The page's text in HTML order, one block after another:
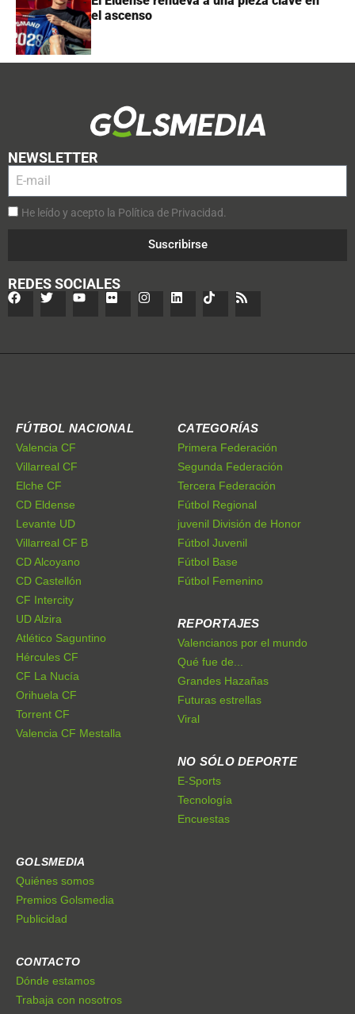
el ascenso
NEWSLETTER
He leído y acepto la Política de Privacidad.
Suscribirse
REDES SOCIALES
FÚTBOL NACIONAL
Valencia CF
Villarreal CF
Elche CF
CD Eldense
Levante UD
Villarreal CF B
CD Alcoyano
CD Castellón
CF Intercity
UD Alzira
Atlético Saguntino
Hércules CF
CF La Nucía
Orihuela CF
Torrent CF
Valencia CF Mestalla
CATEGORÍAS
Primera Federación
Segunda Federación
Tercera Federación
Fútbol Regional
juvenil División de Honor
Fútbol Juvenil
Fútbol Base
Fútbol Femenino
REPORTAJES
Valencianos por el mundo
Qué fue de...
Grandes Hazañas
Futuras estrellas
Viral
NO SÓLO DEPORTE
E-Sports
Tecnología
Encuestas
GOLSMEDIA
Quiénes somos
Premios Golsmedia
Publicidad
CONTACTO
Dónde estamos
Trabaja con nosotros